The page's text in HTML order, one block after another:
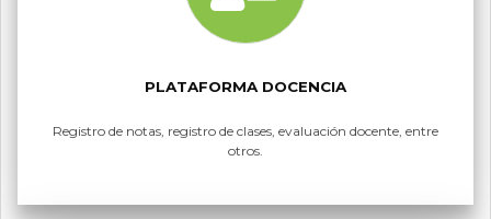
PLATAFORMA DOCENCIA
Registro de notas, registro de clases, evaluación docente, entre
otros.